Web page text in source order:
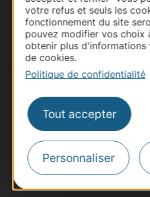
votre refus et seuls les
fonctionnement du site
pouvez modifier vos choix
obtenir plus
de cookies.
Politique de confidentialité
Tout accepter
Personnaliser
Nous contacter
Carte interactive
Documentation